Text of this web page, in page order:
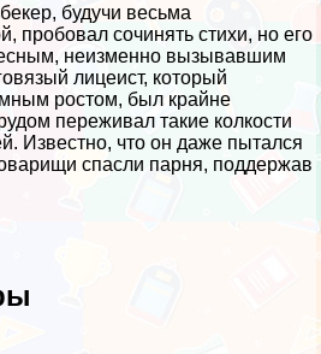
будучи весьма
пробовал сочинять стихи, но его
неизменно вызывавшим
лицеист, который
ростом, был крайне
переживал такие колкости
Известно, что он даже пытался
спасли парня, поддержав